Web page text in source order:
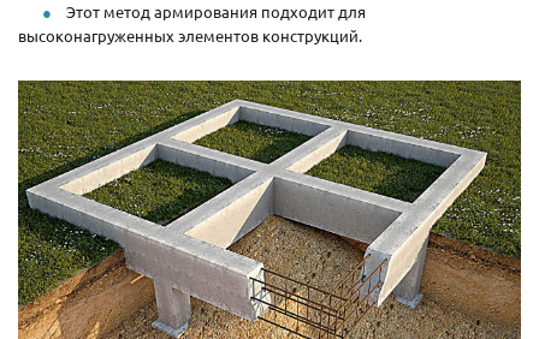
Этот метод армирования подходит для
высоконагруженных элементов конструкций.